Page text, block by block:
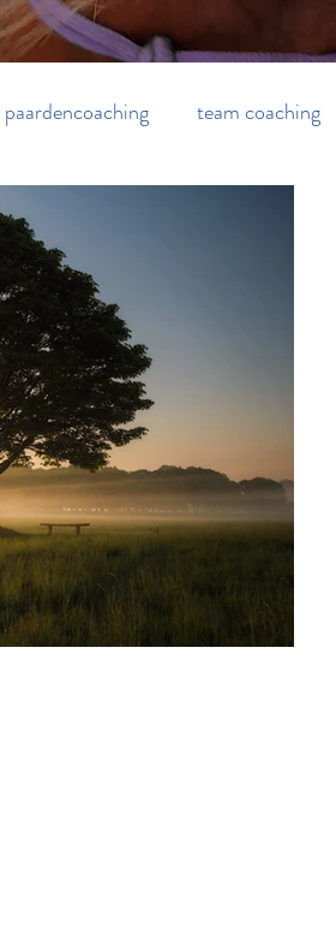
paardencoaching team coaching